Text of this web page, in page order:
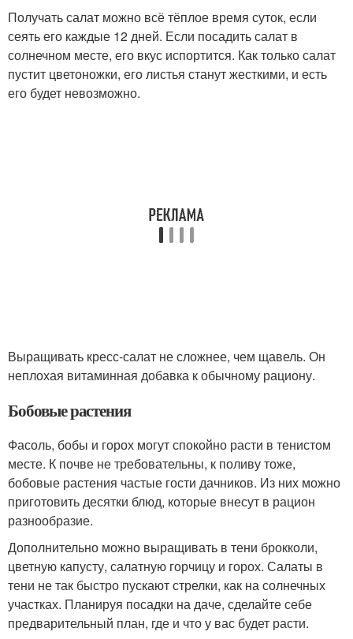
Получать салат можно всё тёплое время суток, если
сеять его каждые 12 дней. Если посадить салат в
солнечном месте, его вкус испортится. Как только салат
пустит цветоножки, его листья станут жесткими, и есть
его будет невозможно.
Выращивать кресс-салат не сложнее, чем щавель. Он
неплохая витаминная добавка к обычному рациону.
Бобовые растения
Фасоль, бобы и горох могут спокойно расти в тенистом
месте. К почве не требовательны, к поливу тоже,
бобовые растения частые гости дачников. Из них можно
приготовить десятки блюд, которые внесут в рацион
разнообразие.
Дополнительно можно выращивать в тени брокколи,
цветную капусту, салатную горчицу и горох. Салаты в
тени не так быстро пускают стрелки, как на солнечных
участках. Планируя посадки на даче, сделайте себе
предварительный план, где и что у вас будет расти.